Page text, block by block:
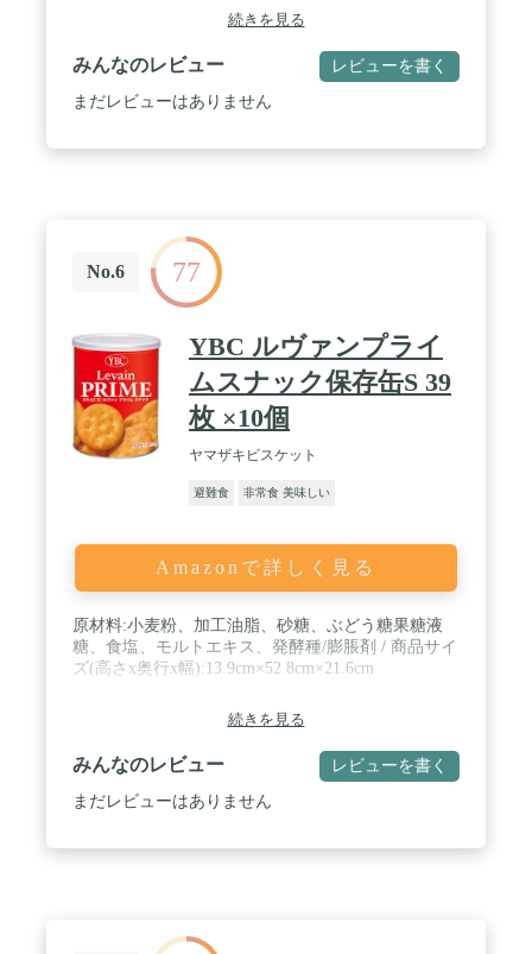
乾しいたけ、ひじき、乾燥スイートコーン、乾燥に
んじん、酵母エキス、砂糖) ・安心米 きのこご飯:う
るち米(国産)、味付乾燥具材(水煮たけのこ、水煮ぶ
なしめじ、こんにゃく、発酵調味料、水煮きくら
げ、デキストリン、食塩、砂糖、乾しいたけ、かつ
続きを見る
みんなのレビュー レビューを書く
まだレビューはありません
No.6 77
YBC ルヴァンプライ
ムスナック保存缶S 39
枚 ×10個
ヤマザキビスケット
避難食 非常食 美味しい
Amazonで詳しく見る
原材料:小麦粉、加工油脂、砂糖、ぶどう糖果糖液
糖、食塩、モルトエキス、発酵種/膨脹剤 / 商品サイ
ズ(高さx奥行x幅):13.9cm×52.8cm×21.6cm
続きを見る
みんなのレビュー レビューを書く
まだレビューはありません